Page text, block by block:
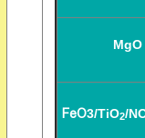
MgO
FeO3/TiO2/